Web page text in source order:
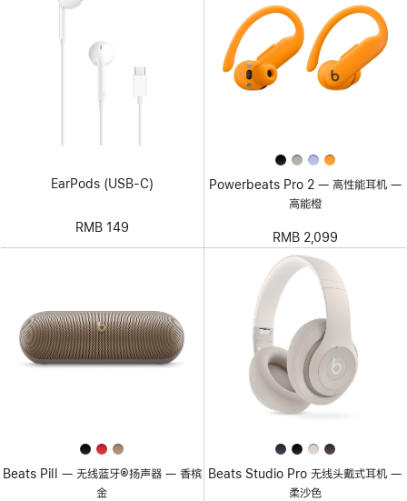
EarPods (USB-C)
RMB 149
Powerbeats Pro 2 — 高性能耳机 —
高能橙
RMB 2,099
Beats Pill — 无线蓝牙®扬声器 — 香槟
金
Beats Studio Pro 无线头戴式耳机 —
柔沙色